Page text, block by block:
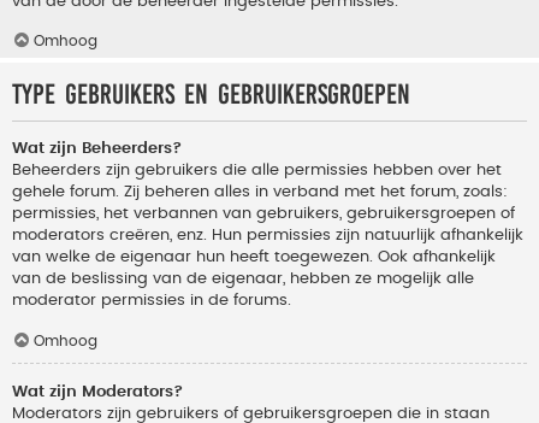
Omhoog
Type gebruikers en gebruikersgroepen
Wat zijn Beheerders?
Beheerders zijn gebruikers die alle permissies hebben over het
gehele forum. Zij beheren alles in verband met het forum, zoals:
permissies, het verbannen van gebruikers, gebruikersgroepen of
moderators creëren, enz. Hun permissies zijn natuurlijk afhankelijk
van welke de eigenaar hun heeft toegewezen. Ook afhankelijk
van de beslissing van de eigenaar, hebben ze mogelijk alle
moderator permissies in de forums.
Omhoog
Wat zijn Moderators?
Moderators zijn gebruikers of gebruikersgroepen die in staan